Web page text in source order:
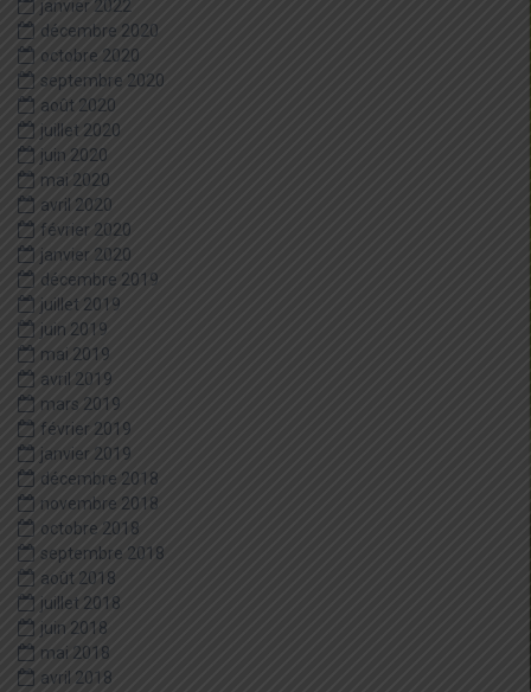
janvier 2022
décembre 2020
octobre 2020
septembre 2020
août 2020
juillet 2020
juin 2020
mai 2020
avril 2020
février 2020
janvier 2020
décembre 2019
juillet 2019
juin 2019
mai 2019
avril 2019
mars 2019
février 2019
janvier 2019
décembre 2018
novembre 2018
octobre 2018
septembre 2018
août 2018
juillet 2018
juin 2018
mai 2018
avril 2018